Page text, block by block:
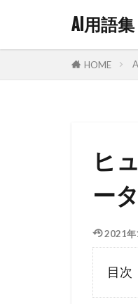
AI用語集
HOME
ヒ
ー
2021年
目次
1